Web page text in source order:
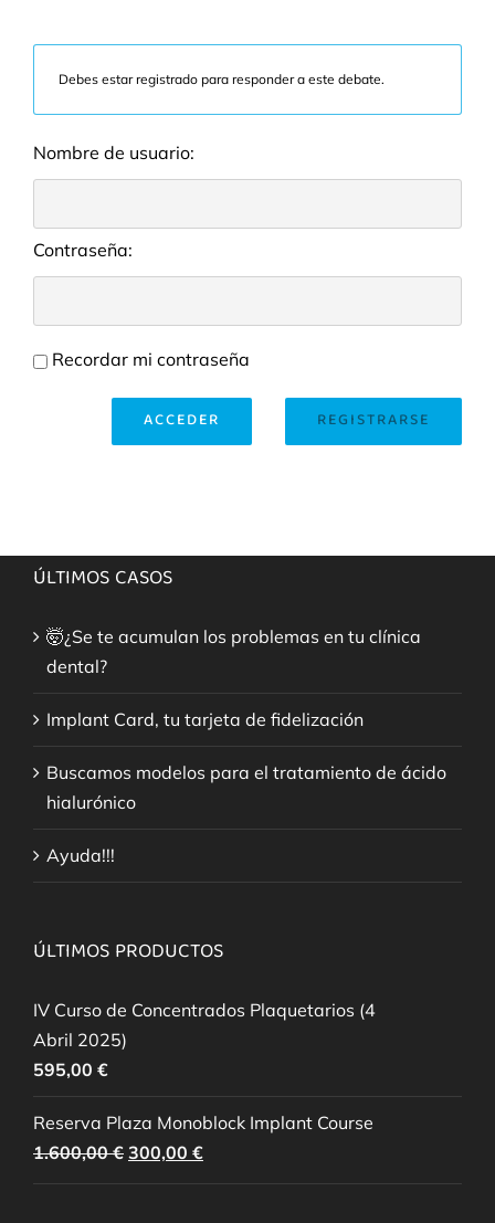
Debes estar registrado para responder a este debate.
Nombre de usuario:
Contraseña:
Recordar mi contraseña
REGISTRARSE
ACCEDER
ÚLTIMOS CASOS
🤯¿Se te acumulan los problemas en tu clínica
dental?
Implant Card, tu tarjeta de fidelización
Buscamos modelos para el tratamiento de ácido
hialurónico
Ayuda!!!
ÚLTIMOS PRODUCTOS
IV Curso de Concentrados Plaquetarios (4
Abril 2025)
595,00 €
Reserva Plaza Monoblock Implant Course
1.600,00€ El
precio
300,00 €El
precio